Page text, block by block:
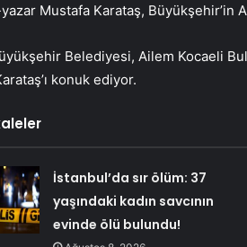
Mustafa Karataş, Büyükşehir’in
Belediyesi, Ailem Kocaeli
konuk ediyor.
İstanbul’da sır ölüm: 37
yaşındaki kadın savcının
evinde ölü bulundu!